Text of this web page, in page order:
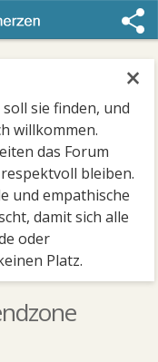
×
sie finden, und
willkommen.
das Forum
bleiben.
und empathische
damit sich alle
oder
Platz.